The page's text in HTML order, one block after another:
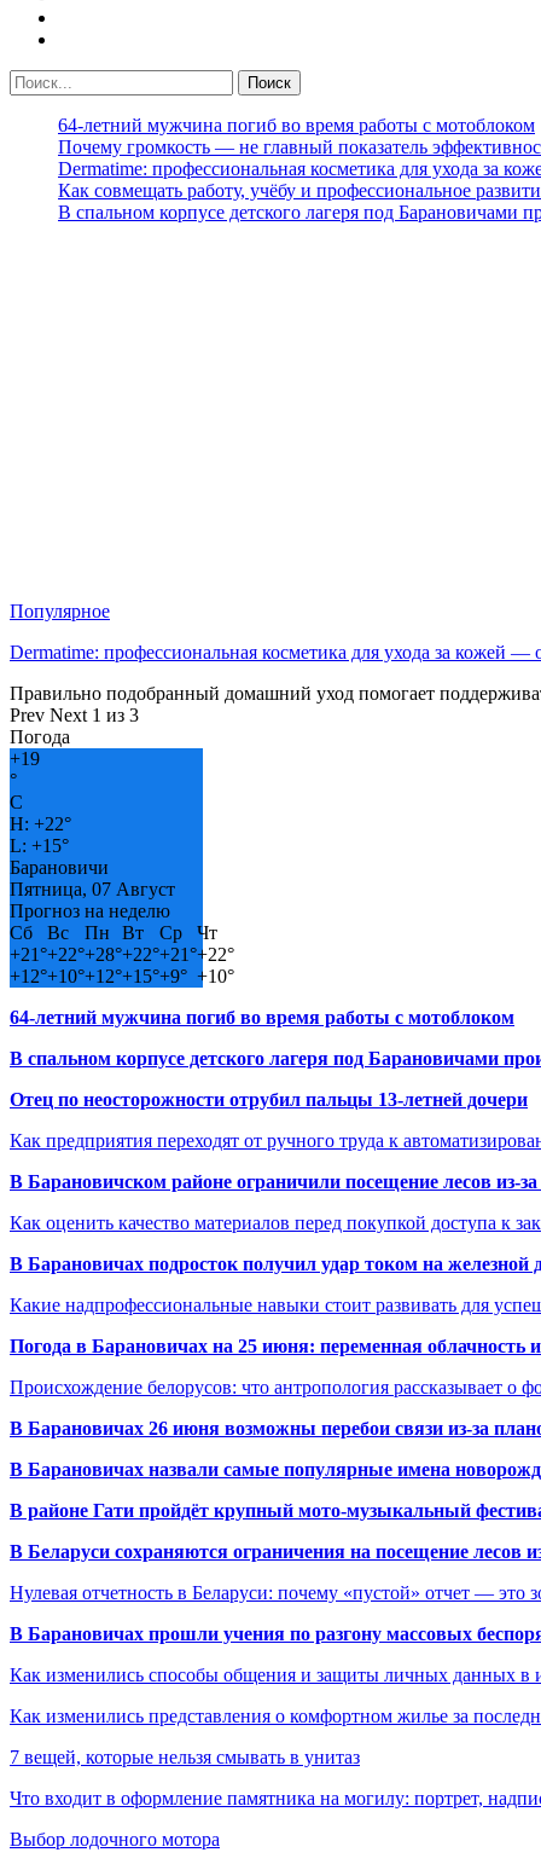
64-летний мужчина погиб во время работы с мотоблоком
Почему громкость — не главный показатель
Dermatime: профессиональная косметика для ухода за
Как совмещать работу, учёбу и профессиональное
В спальном корпусе детского лагеря под Барановичами
Популярное
Dermatime: профессиональная косметика для ухода за кожей
Правильно подобранный домашний уход помогает
Prev Next 1 из 3
Погода
+19
°
C
H: +22°
L: +15°
Барановичи
Пятница, 07 Август
Прогноз на неделю
Сб
Вс Пн Вт Ср
Чт
+21°+22°+28°+22°+21°+22°
+12°+10°+12°+15°+9° +10°
64-летний мужчина погиб во время работы с мотоблоком
В спальном корпусе детского лагеря под Барановичами
Отец по неосторожности отрубил пальцы 13-летней дочери
Как предприятия переходят от ручного труда к
В Барановичском районе ограничили посещение лесов из-
Как оценить качество материалов перед покупкой доступа к
В Барановичах подросток получил удар током на железной
Какие надпрофессиональные навыки стоит развивать для
Погода в Барановичах на 25 июня: переменная облачность
Происхождение белорусов: что антропология рассказывает о
В Барановичах 26 июня возможны перебои связи из-за
В Барановичах назвали самые популярные имена
В районе Гати пройдёт крупный мото-музыкальный
В Беларуси сохраняются ограничения на посещение лесов
Нулевая отчетность в Беларуси: почему «пустой» отчет — это
В Барановичах прошли учения по разгону массовых
Как изменились способы общения и защиты личных данных в
Как изменились представления о комфортном жилье за
7 вещей, которые нельзя смывать в унитаз
Что входит в оформление памятника на могилу: портрет,
Выбор лодочного мотора